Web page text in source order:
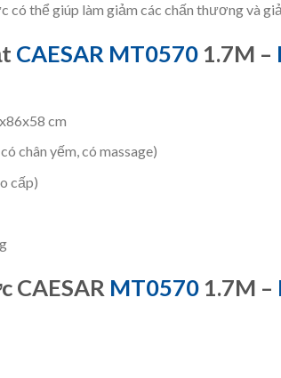
có thể giúp làm giảm các chấn thương và
CAESAR MT0570 1.7M –
cm
chân yếm, có massage)
cấp)
CAESAR MT0570 1.7M –